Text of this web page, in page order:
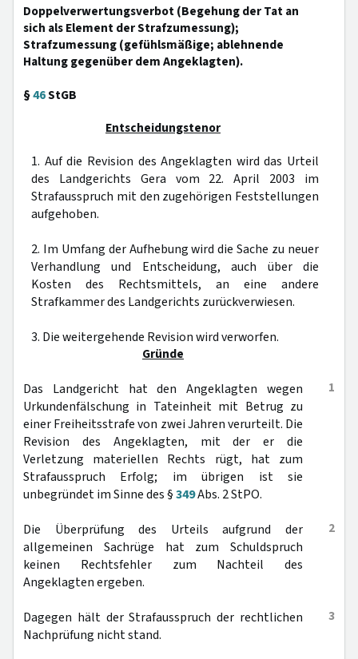
Doppelverwertungsverbot (Begehung der Tat an
sich als Element der Strafzumessung);
Strafzumessung (gefühlsmäßige; ablehnende
Haltung gegenüber dem Angeklagten).
§46StGB
Entscheidungstenor
1. Auf die Revision des Angeklagten wird das Urteil
des Landgerichts Gera vom 22. April 2003 im
Strafausspruch mit den zugehörigen Feststellungen
aufgehoben.
2. Im Umfang der Aufhebung wird die Sache zu neuer
Verhandlung und Entscheidung, auch über die
Kosten des Rechtsmittels, an eine andere
Strafkammer des Landgerichts zurückverwiesen.
3. Die weitergehende Revision wird verworfen.
Gründe
1
Das Landgericht hat den Angeklagten wegen
Urkundenfälschung in Tateinheit mit Betrug zu
einer Freiheitsstrafe von zwei Jahren verurteilt. Die
Revision des Angeklagten, mit der er die
Verletzung materiellen Rechts rügt, hat zum
Strafausspruch Erfolg; im übrigen ist sie
unbegründet im Sinne des §349Abs. 2 StPO.
2
Die Überprüfung des Urteils aufgrund der
allgemeinen Sachrüge hat zum Schuldspruch
keinen Rechtsfehler zum Nachteil des
Angeklagten ergeben.
3
Dagegen hält der Strafausspruch der rechtlichen
Nachprüfung nicht stand.